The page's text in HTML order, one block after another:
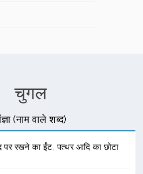
चुगल
(नाम वाले शब्द)
रखने का ईंट, पत्थर आदि का छोटा